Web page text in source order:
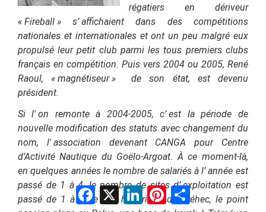
régatiers en dériveur
« Fireball » s’ affichaient dans des compétitions
nationales et internationales et ont un peu malgré eux
propulsé leur petit club parmi les tous premiers clubs
français en compétition. Puis vers 2004 ou 2005, René
Raoul, « magnétiseur » de son état, est devenu
président.
Si l' on remonte à 2004-2005, c’ est la période de
nouvelle modification des statuts avec changement du
nom, l' association devenant CANGA pour Centre
d’Activité Nautique du Goëlo-Argoat. À ce moment-là,
en quelques années le nombre de salariés à l’ année est
passé de 1 à 4, le nombre de sites d’ exploitation est
passé de 1 à 4 (le site historique de Bréhec, le point
Facebook
X LinkedInPinterestPartager